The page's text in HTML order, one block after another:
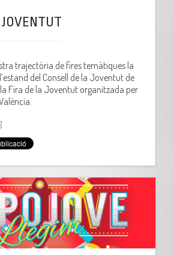
trajectòria de fires temàtiques la
del Consell de la Joventut de
Fira de la Joventut organitzada per